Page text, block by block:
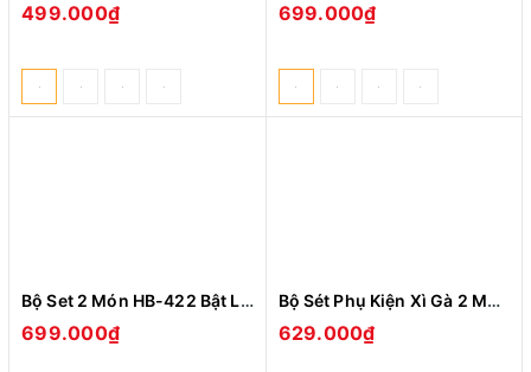
499.000₫ 699.000₫
Bộ Set 2 Món HB-422 Bật Lửa Khò 2 Tia Có Bộ Dụng Cu Đa Năng + Dao Cắt XìGar Sắc Bén
699.000₫
Bộ Sét Phụ Kiện Xì Gà 2 Món HB115 Bật Lửa Khò 3 Tia Kèm Đục Sắc Bén + D.ao C.ắt Thiết Kế Sang Trọng Cao Cấp
629.000₫